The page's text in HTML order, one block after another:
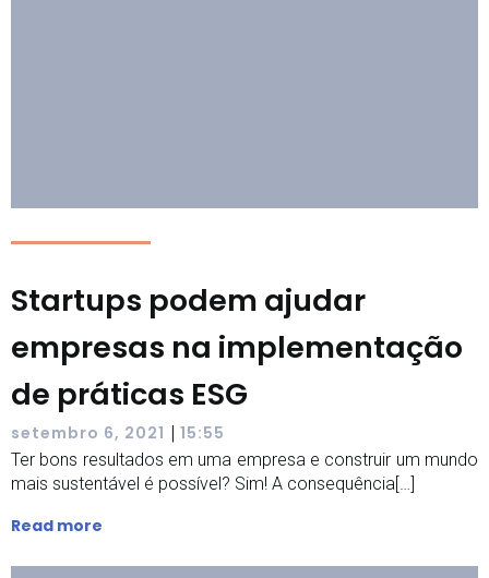
Startups podem ajudar
empresas na implementação
de práticas ESG
setembro 6, 2021 | 15:55
Ter bons resultados em uma empresa e construir um mundo
mais sustentável é possível? Sim! A consequência[…]
Read more